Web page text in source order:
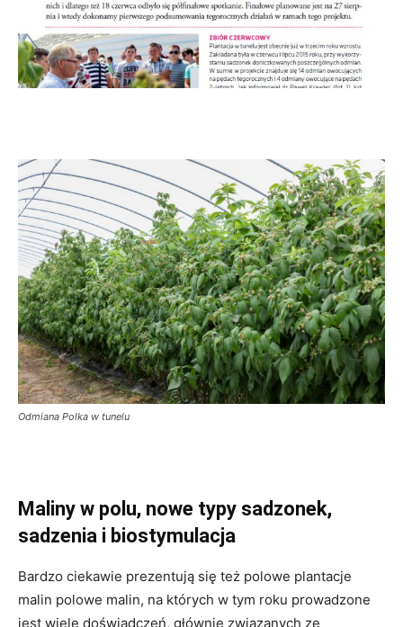
Odmiana Polka w tunelu
Maliny w polu, nowe typy sadzonek,
sadzenia i biostymulacja
Bardzo ciekawie prezentują się też polowe plantacje
malin polowe malin, na których w tym roku prowadzone
jest wiele doświadczeń, głównie związanych ze